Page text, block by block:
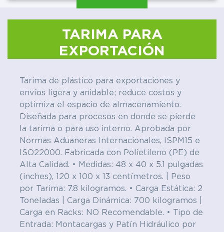
TARIMA PARA
EXPORTACIÓN
Tarima de plástico para exportaciones y
envíos ligera y anidable; reduce costos y
optimiza el espacio de almacenamiento.
Diseñada para procesos en donde se pierde
la tarima o para uso interno. Aprobada por
Normas Aduaneras Internacionales, ISPM15 e
ISO22000. Fabricada con Polietileno (PE) de
Alta Calidad. • Medidas: 48 x 40 x 5.1 pulgadas
(inches), 120 x 100 x 13 centímetros. | Peso
por Tarima: 7.8 kilogramos. • Carga Estática: 2
Toneladas | Carga Dinámica: 700 kilogramos |
Carga en Racks: NO Recomendable. • Tipo de
Entrada: Montacargas y Patín Hidráulico por